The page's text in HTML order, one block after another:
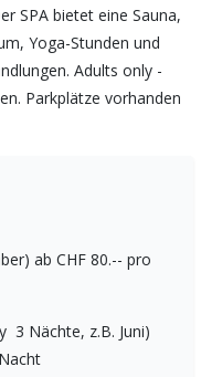
SPA bietet eine Sauna,
Yoga-Stunden und
Adults only -
Parkplätze vorhanden
ab CHF 80.-- pro
3 Nächte, z.B. Juni)